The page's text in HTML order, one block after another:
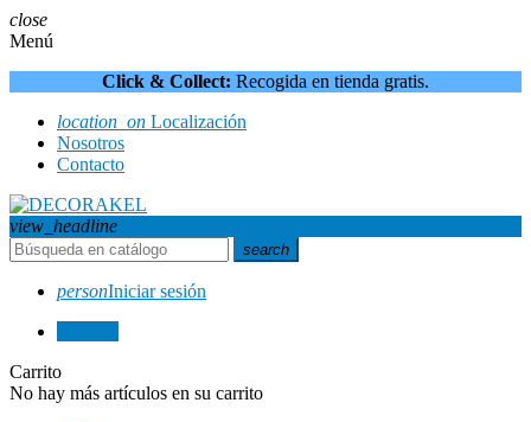
close
Menú
Click & Collect: Recogida en tienda gratis.
location_on Localización
Nosotros
Contacto
view_headline
search
personIniciar sesión
Carrito
No hay más artículos en su carrito